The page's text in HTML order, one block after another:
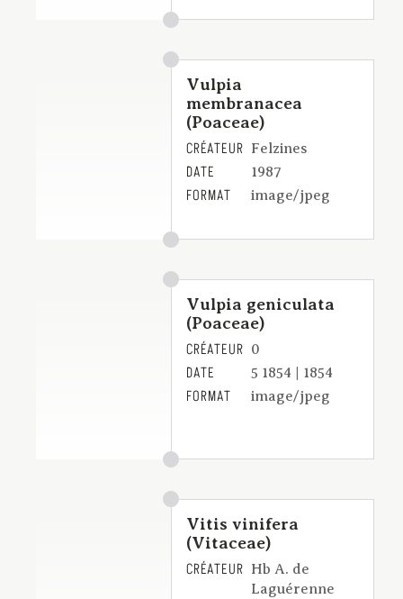
Vulpia
membranacea
(Poaceae)
CRÉATEUR Felzines
DATE 1987
FORMAT image/jpeg
Vulpia geniculata
(Poaceae)
CRÉATEUR 0
DATE 5 1854 | 1854
FORMAT image/jpeg
Vitis vinifera
(Vitaceae)
CRÉATEUR Hb A. de
Laguérenne